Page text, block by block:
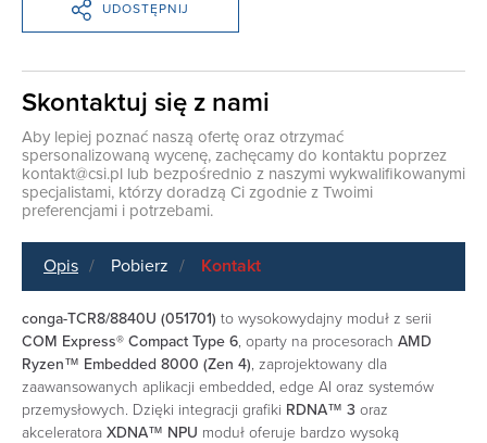
UDOSTĘPNIJ
Skontaktuj się z nami
Aby lepiej poznać naszą ofertę oraz otrzymać
spersonalizowaną wycenę, zachęcamy do kontaktu poprzez
kontakt@csi.pl lub bezpośrednio z naszymi wykwalifikowanymi
specjalistami, którzy doradzą Ci zgodnie z Twoimi
preferencjami i potrzebami.
Opis Pobierz Kontakt
conga-TCR8/8840U (051701) to wysokowydajny moduł z serii
COM Express® Compact Type 6, oparty na procesorach AMD
Ryzen™ Embedded 8000 (Zen 4), zaprojektowany dla
zaawansowanych aplikacji embedded, edge AI oraz systemów
przemysłowych. Dzięki integracji grafiki RDNA™ 3 oraz
akceleratora XDNA™ NPU moduł oferuje bardzo wysoką